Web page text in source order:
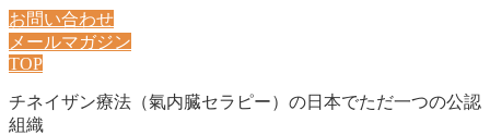
お問い合わせ
メールマガジン
TOP
チネイザン療法（氣内臓セラピー）の日本でただ一つの公認
組織